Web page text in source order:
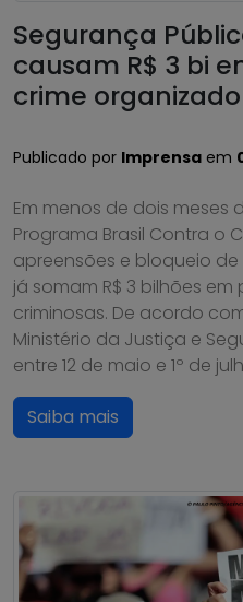
Segurança
causam R$ 3 bi
crime organizado
Publicado por Imprensa em
Em menos de dois
Programa Brasil Contra o
apreensões e bloqueio
já somam R$ 3 bilhões
criminosas. De acordo
Ministério da Justiça e
entre 12 de maio e 1º de
Saiba mais